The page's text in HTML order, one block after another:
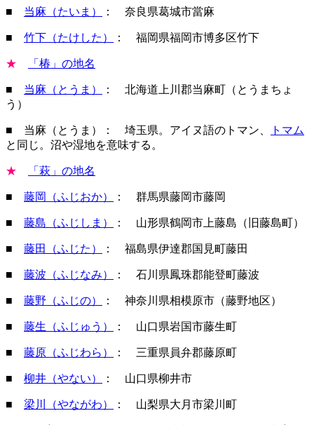
■ 当麻（たいま） ： 奈良県葛城市當麻
■ 竹下（たけした） ： 福岡県福岡市博多区竹下
★ 「椿」の地名
■ 当麻（とうま）
： 北海道上川郡当麻町（とうまちょ
う）
■ 当麻（とうま）： 埼玉県。アイヌ語のトマン、
トマム
と同じ。沼や湿地を意味する。
★ 「萩」の地名
■ 藤岡（ふじおか） ： 群馬県藤岡市藤岡
■ 藤島（ふじしま） ： 山形県鶴岡市上藤島（旧藤島町）
■ 藤田（ふじた） ： 福島県伊達郡国見町藤田
■ 藤波（ふじなみ） ： 石川県鳳珠郡能登町藤波
■ 藤野（ふじの） ： 神奈川県相模原市（藤野地区）
■ 藤生（ふじゅう） ： 山口県岩国市藤生町
■ 藤原（ふじわら） ： 三重県員弁郡藤原町
■ 柳井（やない） ： 山口県柳井市
■ 梁川（やながわ） ： 山梨県大月市梁川町